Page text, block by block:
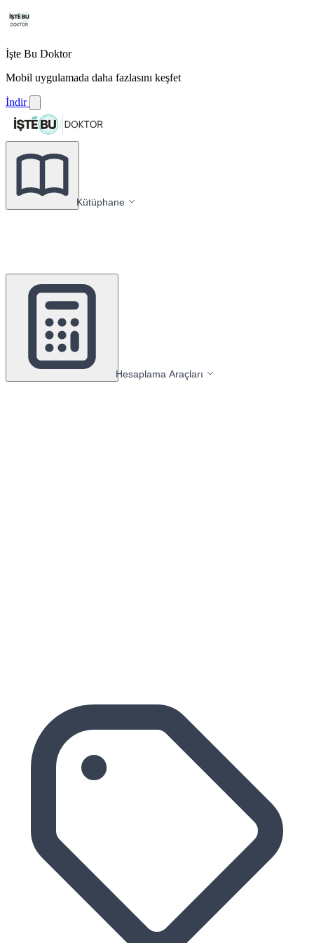
İşte Bu Doktor
Mobil uygulamada daha fazlasını keşfet
İndir
Kütüphane
Hesaplama Araçları